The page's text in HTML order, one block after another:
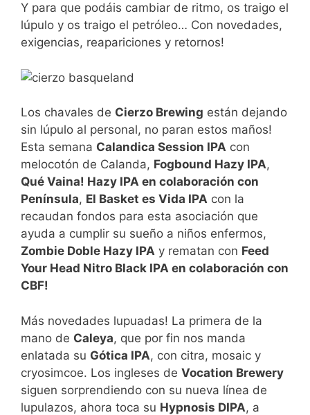
Y para que podáis cambiar de ritmo, os traigo el
lúpulo y os traigo el petróleo… Con novedades,
exigencias, reapariciones y retornos!
Los chavales de Cierzo Brewing están dejando
sin lúpulo al personal, no paran estos maños!
Esta semana Calandica Session IPA con
melocotón de Calanda, Fogbound Hazy IPA,
Qué Vaina! Hazy IPA en colaboración con
Península, El Basket es Vida IPA con la
recaudan fondos para esta asociación que
ayuda a cumplir su sueño a niños enfermos,
Zombie Doble Hazy IPA y rematan con Feed
Your Head Nitro Black IPA en colaboración con
CBF!
Más novedades lupuadas! La primera de la
mano de Caleya, que por fin nos manda
enlatada su Gótica IPA, con citra, mosaic y
cryosimcoe. Los ingleses de Vocation Brewery
siguen sorprendiendo con su nueva línea de
lupulazos, ahora toca su Hypnosis DIPA, a